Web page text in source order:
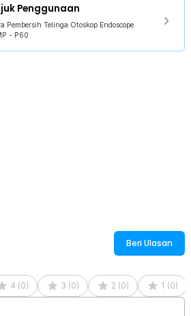
untuk pembelian produk ini:
Telinga Otoskop Endoscope 4.3
Penggunaan
Pembersih Telinga Otoskop Endoscope
- P60
Beri Ulasan
4 (0) 3 (0) 2 (0) 1 (0)